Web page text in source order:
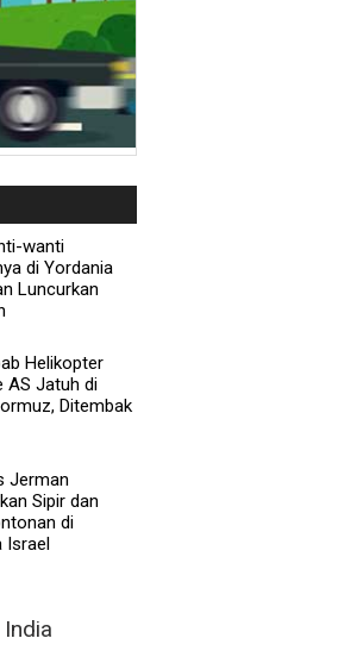
wanti
di Yordania
Luncurkan
Helikopter
AS Jatuh di
Ditembak
Jerman
Sipir dan
di
Israel